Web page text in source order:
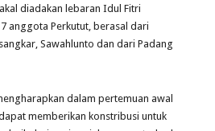
diadakan lebaran Idul Fitri
anggota Perkutut, berasal dari
Sawahlunto dan dari Padang
dalam pertemuan awal
memberikan konstribusi untuk